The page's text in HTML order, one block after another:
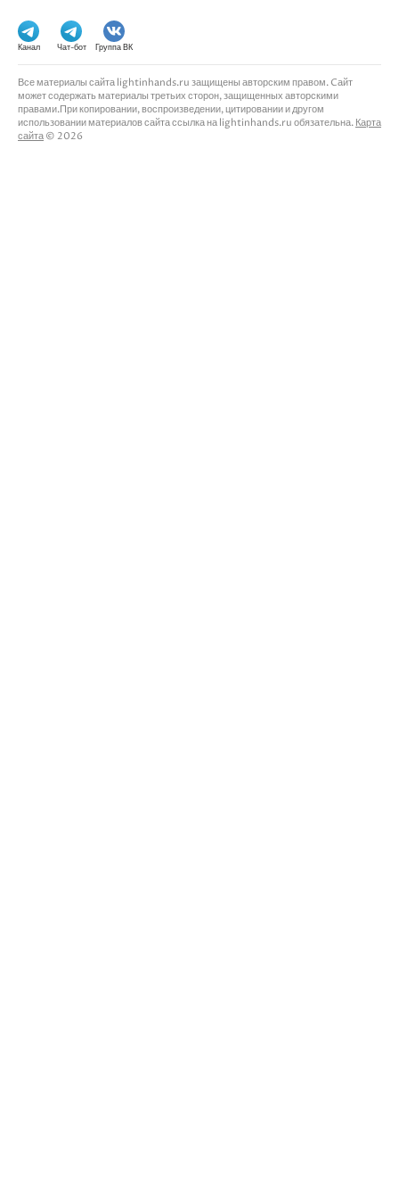
Канал Чат-бот Группа ВК
Все материалы сайта lightinhands.ru защищены авторским правом. Cайт
может содержать материалы третьих сторон, защищенных авторскими
правами.При копировании, воспроизведении, цитировании и другом
использовании материалов сайта ссылка на lightinhands.ru обязательна. Карта
сайта © 2026